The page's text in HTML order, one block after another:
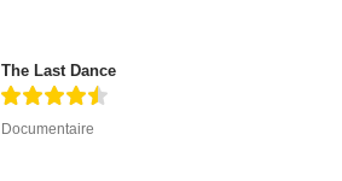
The Last Dance
Documentaire